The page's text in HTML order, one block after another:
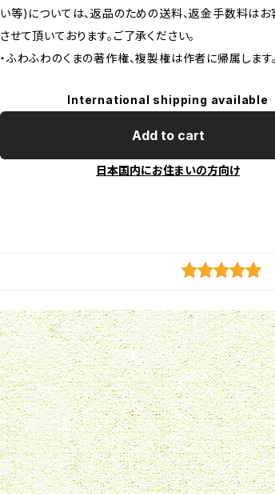
い等)については、返品のための送料、返金手数料は
させて頂いております。ご了承ください。
・ふわふわのくまの著作権、複製権は作者に帰属します。
International shipping available
Add to cart
日本国内にお住まいの方向け